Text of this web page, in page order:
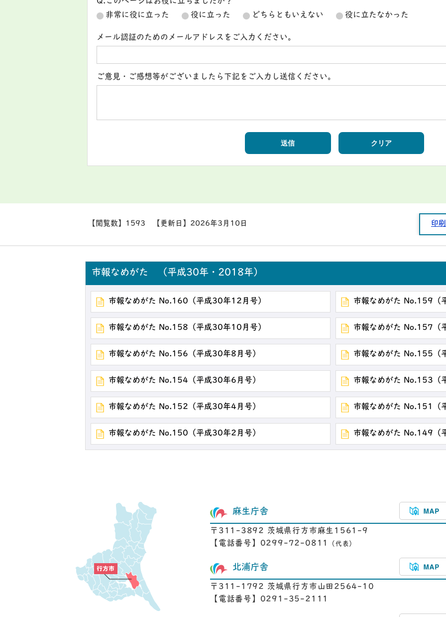
非常に役に立った
役に立った どちらともいえない 役に立たなかった
メール認証のためのメールアドレスをご入力ください。
ご意見・ご感想等がございましたら下記をご入力し送信ください。
【閲覧数】 1593 【更新日】 2026年3月10日 印
市報なめがた （平成30年・2018年）
市報なめがた No.160（平成30年12月号） 市報なめがた No.159（
市報なめがた No.158（平成30年10月号） 市報なめがた No.157（
市報なめがた No.156（平成30年8月号） 市報なめがた No.155（
市報なめがた No.154（平成30年6月号） 市報なめがた No.153（
市報なめがた No.152（平成30年4月号） 市報なめがた No.151（
市報なめがた No.150（平成30年2月号） 市報なめがた No.149（
麻生庁舎
〒311-3892 茨城県行方市麻生1561-9
【電話番号】0299-72-0811
（代表）
北浦庁舎
〒311-1792 茨城県行方市山田2564-10
【電話番号】0291-35-2111